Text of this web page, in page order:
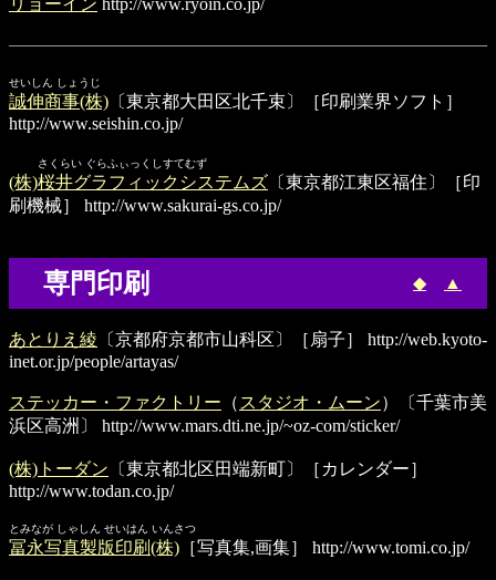
リョーイン http://www.ryoin.co.jp/
せいしん しょうじ
誠伸商事(株) 〔東京都大田区北千束〕［印刷業界ソフト］
http://www.seishin.co.jp/
さくらい ぐらふぃっくしすてむず
(株)桜井グラフィックシステムズ 〔東京都江東区福住〕［印
刷機械］
http://www.sakurai-gs.co.jp/
専門印刷 ◆ ▲
あとりえ綾 〔京都府京都市山科区〕［扇子］
http://web.kyoto-
inet.or.jp/people/artayas/
ステッカー・ファクトリー （ スタジオ・ムーン）〔千葉市美
浜区高洲〕
http://www.mars.dti.ne.jp/~oz-com/sticker/
(株)トーダン 〔東京都北区田端新町〕［カレンダー］
http://www.todan.co.jp/
とみなが しゃしん せいはん いんさつ
冨永写真製版印刷(株) ［写真集,画集］ http://www.tomi.co.jp/